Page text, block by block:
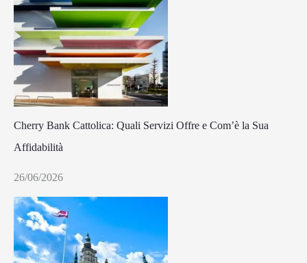
Cherry Bank Cattolica: Quali Servizi Offre e Com’è la Sua
Affidabilità
26/06/2026